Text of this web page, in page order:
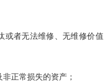
或者无法维修、无维修价值
正常损失的资产；